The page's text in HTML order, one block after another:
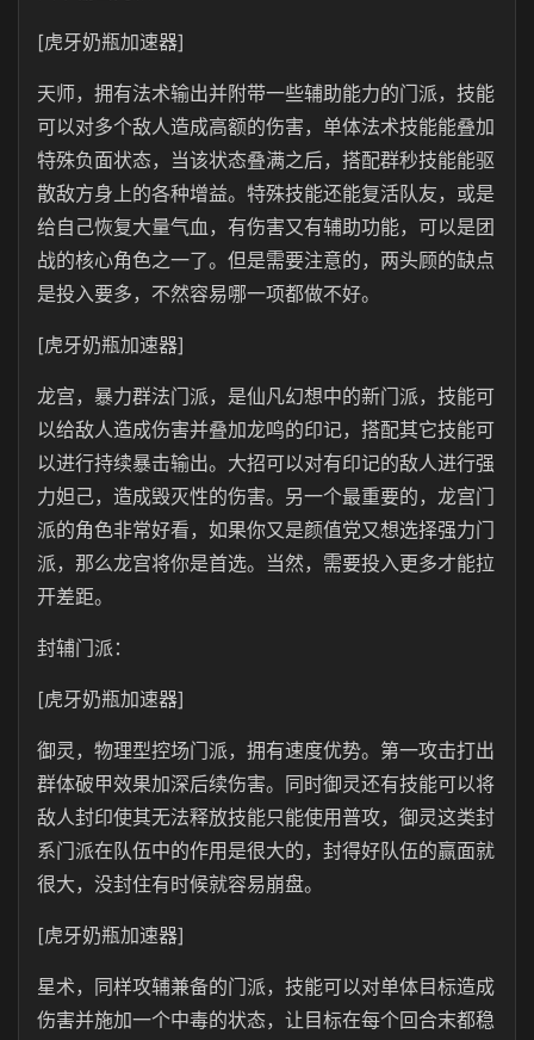
[虎牙奶瓶加速器]
天师，拥有法术输出并附带一些辅助能力的门派，技能
可以对多个敌人造成高额的伤害，单体法术技能能叠加
特殊负面状态，当该状态叠满之后，搭配群秒技能能驱
散敌方身上的各种增益。特殊技能还能复活队友，或是
给自己恢复大量气血，有伤害又有辅助功能，可以是团
战的核心角色之一了。但是需要注意的，两头顾的缺点
是投入要多，不然容易哪一项都做不好。
[虎牙奶瓶加速器]
龙宫，暴力群法门派，是仙凡幻想中的新门派，技能可
以给敌人造成伤害并叠加龙鸣的印记，搭配其它技能可
以进行持续暴击输出。大招可以对有印记的敌人进行强
力妲己，造成毁灭性的伤害。另一个最重要的，龙宫门
派的角色非常好看，如果你又是颜值党又想选择强力门
派，那么龙宫将你是首选。当然，需要投入更多才能拉
开差距。
封辅门派：
[虎牙奶瓶加速器]
御灵，物理型控场门派，拥有速度优势。第一攻击打出
群体破甲效果加深后续伤害。同时御灵还有技能可以将
敌人封印使其无法释放技能只能使用普攻，御灵这类封
系门派在队伍中的作用是很大的，封得好队伍的赢面就
很大，没封住有时候就容易崩盘。
[虎牙奶瓶加速器]
星术，同样攻辅兼备的门派，技能可以对单体目标造成
伤害并施加一个中毒的状态，让目标在每个回合末都稳